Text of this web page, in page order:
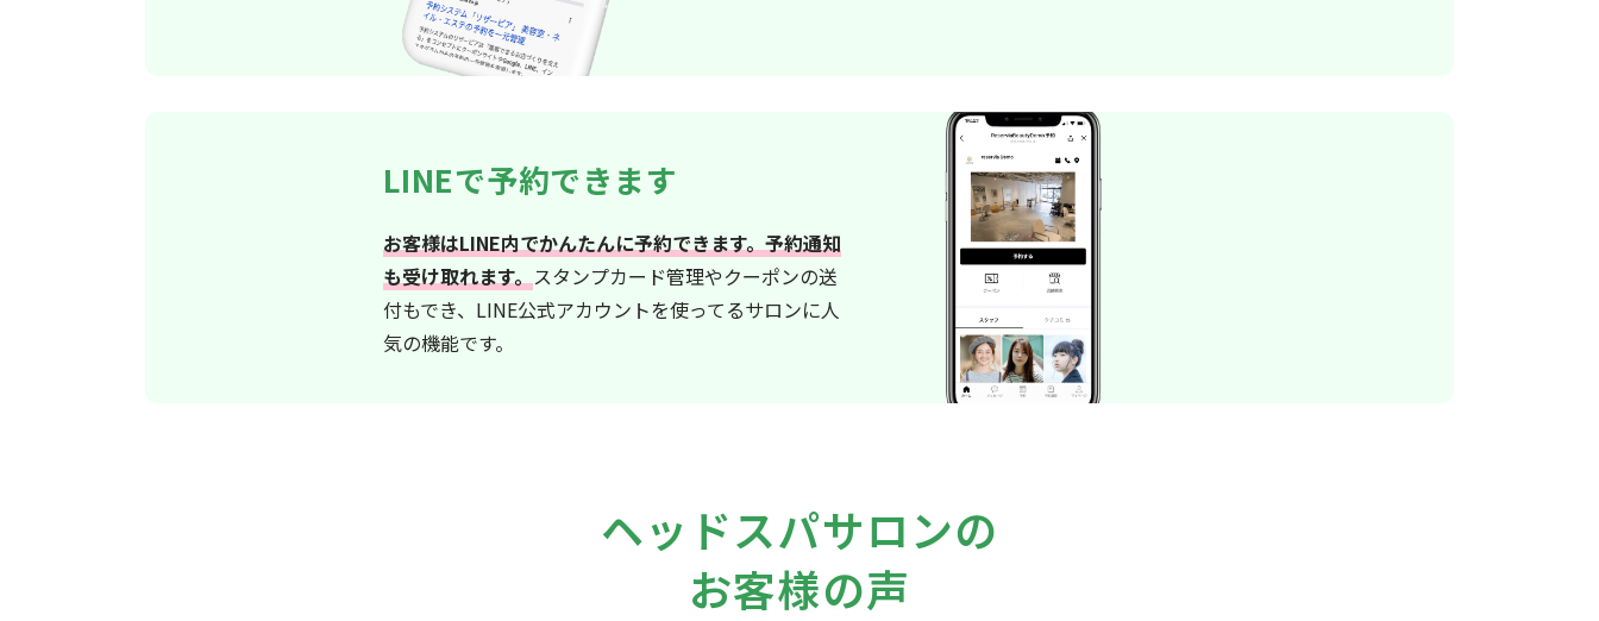
LINEで予約できます
お客様はLINE内でかんたんに予約できます。予約通知
も受け取れます。スタンプカード管理やクーポンの送
付もでき、LINE公式アカウントを使ってるサロンに人
気の機能です。
ヘッドスパサロンの
お客様の声